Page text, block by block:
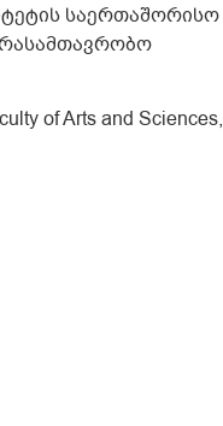
საერთაშორისო
of Arts and Sciences,